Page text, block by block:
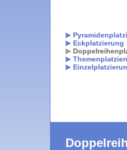
Eckplatzierung